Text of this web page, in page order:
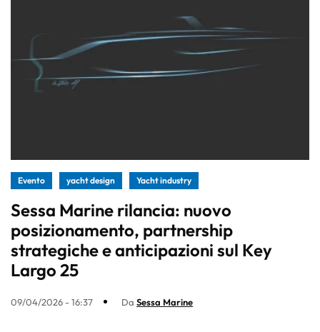
Evento yacht design Yacht industry
Sessa Marine rilancia: nuovo
posizionamento, partnership
strategiche e anticipazioni sul Key
Largo 25
09/04/2026 - 16:37 Da Sessa Marine